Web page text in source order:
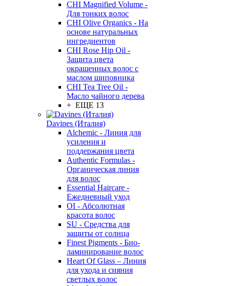
CHI Magnified Volume -
Для тонких волос
CHI Olive Organics - На
основе натуральных
ингредиентов
CHI Rose Hip Oil -
Защита цвета
окрашенных волос с
маслом шиповника
CHI Tea Tree Oil -
Масло чайного дерева
+ ЕЩЕ 13
Davines (Италия)
Alchemic - Линия для
усиления и
поддержания цвета
Authentic Formulas -
Органическая линия
для волос
Essential Haircare -
Eжедневный уход
OI - Абсолютная
красота волос
SU - Средства для
защиты от солнца
Finest Pigments - Био-
ламинирование волос
Heart Of Glass – Линия
для ухода и сияния
светлых волос